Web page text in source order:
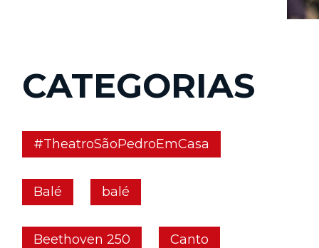
CATEGORIAS
#TheatroSãoPedroEmCasa
Balé balé
Beethoven 250 Canto